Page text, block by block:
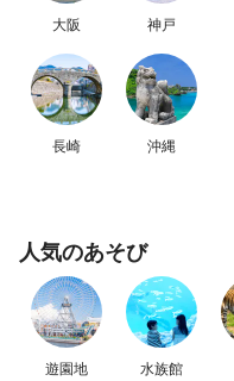
大阪 神戸
長崎 沖縄
人気のあそび
遊園地 水族館